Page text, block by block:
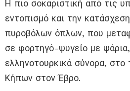
Η πιο σοκαριστική από τις
εντοπισμό και την
πυροβόλων όπλων, που
σε φορτηγό-ψυγείο με
ελληνοτουρκικά σύνορα, στο
Κήπων στον Έβρο.